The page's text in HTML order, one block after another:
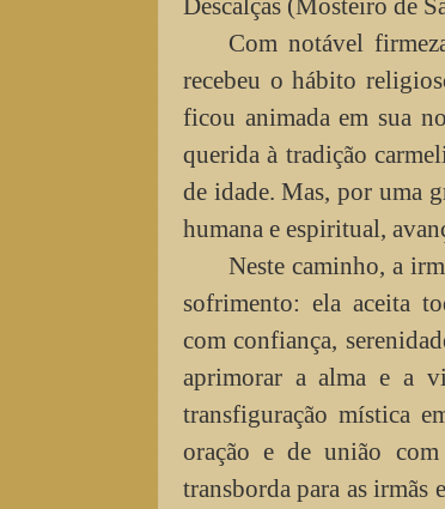
Descalças (Mosteiro de
Com notável
recebeu o hábito
ficou animada em sua
querida à tradição
de idade. Mas, por uma
humana e espiritual,
Neste caminho, a
sofrimento: ela aceita
com confiança,
aprimorar a alma e a
transfiguração mística
oração e de união
transborda para as irmãs